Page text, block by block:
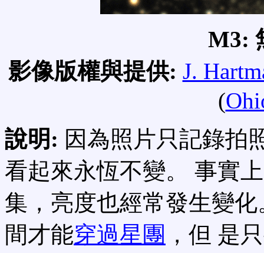
M3:
影像版權與提供: J.
(
說明: 因為照片只記錄拍
看起來永恆不變。 事實
集，亮度也經常發生變
間才能穿過星團 ，但 是